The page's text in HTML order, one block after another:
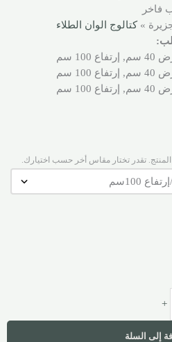
»كتالوج الوان الطلاء
تقدر تختار مقاس أخر حسب اختيارك.
+
إلى السلة